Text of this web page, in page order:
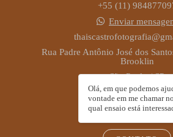
+55 (11)
Enviar
Rua Padre Antônio José dos
Brooklin
São Paulo / SP
Olá, em que podemos
vontade em me chamar
qual ensaio está